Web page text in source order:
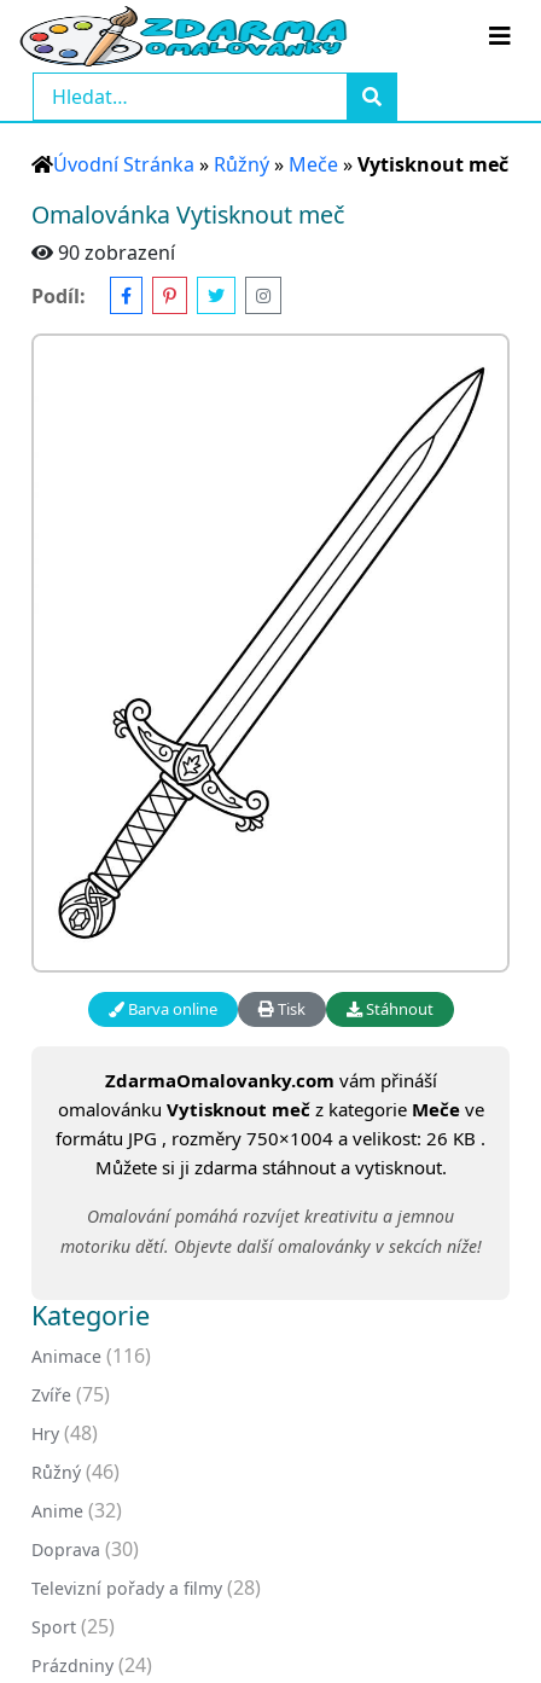
Úvodní Stránka » Růžný» Meče»Vytisknout meč
Omalovánka Vytisknout meč
90 zobrazení
Podíl:
Barva online Tisk Stáhnout
ZdarmaOmalovanky.com vám přináší
omalovánku Vytisknout mečz kategorie Mečeve
formátu JPG , rozměry 750×1004 a velikost: 26 KB .
Můžete si ji zdarma stáhnout a vytisknout.
Omalování pomáhá rozvíjet kreativitu a jemnou
motoriku dětí. Objevte další omalovánky v sekcích níže!
Kategorie
Animace (116)
Zvíře (75)
Hry (48)
Růžný (46)
Anime (32)
Doprava (30)
Televizní pořady a filmy (28)
Sport (25)
Prázdniny (24)